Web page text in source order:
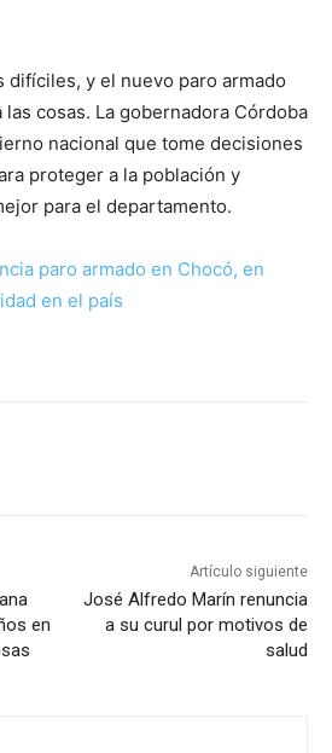
difíciles, y el nuevo paro armado
cosas. La gobernadora Córdoba
nacional que tome decisiones
proteger a la población y
para el departamento.
paro armado en Chocó, en
en el país
en
Artículo siguiente
José Alfredo Marín renuncia
a su curul por motivos de
salud